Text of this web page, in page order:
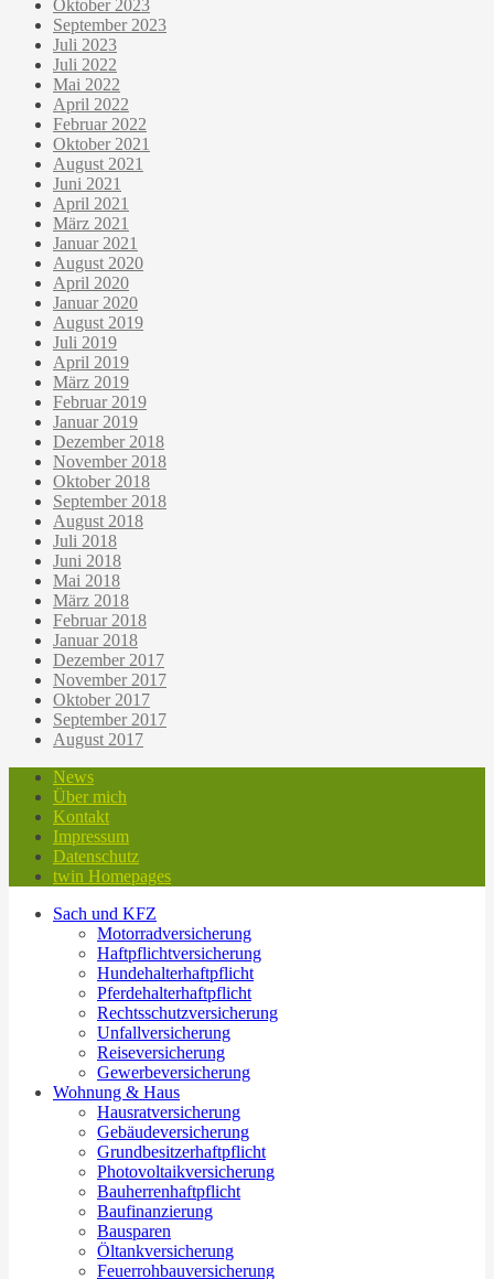
Oktober 2023
September 2023
Juli 2023
Juli 2022
Mai 2022
April 2022
Februar 2022
Oktober 2021
August 2021
Juni 2021
April 2021
März 2021
Januar 2021
August 2020
April 2020
Januar 2020
August 2019
Juli 2019
April 2019
März 2019
Februar 2019
Januar 2019
Dezember 2018
November 2018
Oktober 2018
September 2018
August 2018
Juli 2018
Juni 2018
Mai 2018
März 2018
Februar 2018
Januar 2018
Dezember 2017
November 2017
Oktober 2017
September 2017
August 2017
News
Über mich
Kontakt
Impressum
Datenschutz
twin Homepages
Sach und KFZ
Motorradversicherung
Haftpflichtversicherung
Hundehalterhaftpflicht
Pferdehalterhaftpflicht
Rechtsschutzversicherung
Unfallversicherung
Reiseversicherung
Gewerbeversicherung
Wohnung & Haus
Hausratversicherung
Gebäudeversicherung
Grundbesitzerhaftpflicht
Photovoltaikversicherung
Bauherrenhaftpflicht
Baufinanzierung
Bausparen
Öltankversicherung
Feuerrohbauversicherung